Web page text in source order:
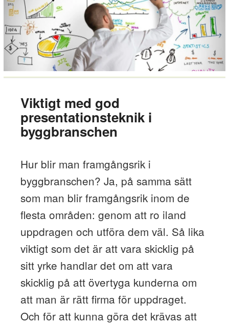
Viktigt med god
presentationsteknik i
byggbranschen
Hur blir man framgångsrik i
byggbranschen? Ja, på samma sätt
som man blir framgångsrik inom de
flesta områden: genom att ro iland
uppdragen och utföra dem väl. Så lika
viktigt som det är att vara skicklig på
sitt yrke handlar det om att vara
skicklig på att övertyga kunderna om
att man är rätt firma för uppdraget.
Och för att kunna göra det krävas att